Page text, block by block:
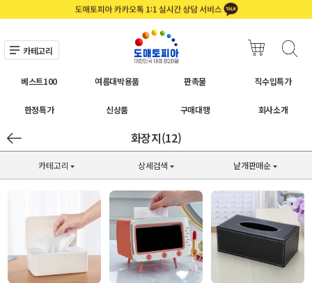
카테고리
베스트100 여름대박용품 판촉물 직수입특가
한정특가 신상품 구매대행 회사소개
화장지(12)
카테고리 상세검색 낱개판매순